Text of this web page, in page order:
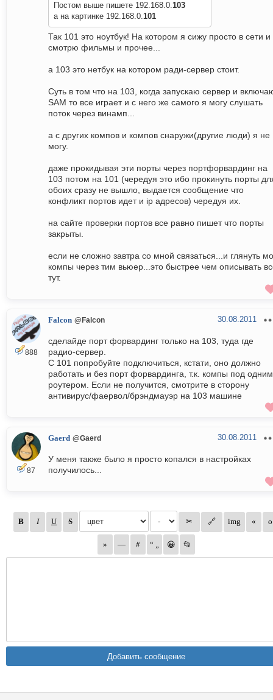
Постом выше пишете 192.168.0.103
а на картинке 192.168.0.101
Так 101 это ноутбук! На котором я сижу просто в сети и
смотрю фильмы и прочее...
а 103 это нетбук на котором ради-сервер стоит.
Суть в том что на 103, когда запускаю сервер и
SAM то все играет и с него же самого я могу слушать
поток через винамп...
а с других компов и компов снаружи(другие люди) я не
могу.
даже прокидывая эти порты через портфорвардинг на
103 потом на 101 (чередуя это ибо прокинуть порты
обоих сразу не вышло, выдается сообщение что
конфликт портов идет и ip адресов) чередуя их.
на сайте проверки портов все равно пишет что порты
закрыты.
если не сложно завтра со мной связаться...и глянуть
компы через тим вьюер...это быстрее чем описывать
тут.
888
Falcon @Falcon 30.08.2011
сделайде порт форвардинг только на 103, туда где
радио-сервер.
С 101 попробуйте подключиться, кстати, оно должно
работать и без порт форвардинга, т.к. компы под одним
роутером. Если не получится, смотрите в сторону
антивирус/фаервол/брэндмауэр на 103 машине
87
Gaerd @Gaerd 30.08.2011
У меня также было я просто копался в настройках
получилось...